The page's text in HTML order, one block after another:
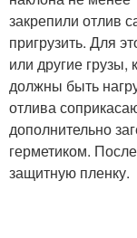
закрепили отлив
пригрузить. Для
или другие
должны быть
отлива
дополнительно
герметиком.
защитную пленку.